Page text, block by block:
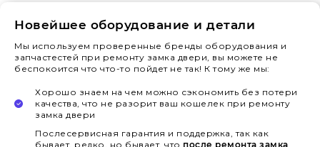
Новейшее оборудование и детали
Мы используем проверенные бренды оборудования и
запчастестей при ремонту замка двери, вы можете не
беспокоится что что-то пойдет не так! К тому же мы:
Хорошо знаем на чем можно сэкономить без потери
качества, что не разорит ваш кошелек при ремонту
замка двери
Послесервисная гарантия и поддержка, так как
бывает, редко, но бывает, что после ремонта замка